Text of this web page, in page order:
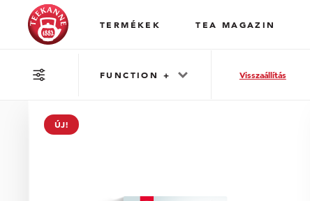
TERMÉKEK TEA MAGAZIN
FUNCTION + Visszaállítás
ÚJ!